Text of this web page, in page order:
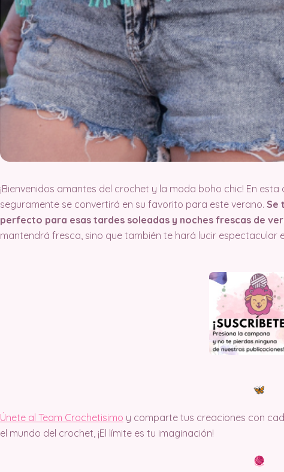
¡Bienvenidos amantes del crochet y la moda boho chic! En
seguramente se convertirá en su favorito para este verano. Se
perfecto para esas tardes soleadas y noches frescas de
mantendrá fresca, sino que también te hará lucir espectacular
Únete al Team Crochetisimo y comparte tus creaciones con
el mundo del crochet, ¡El límite es tu imaginación!